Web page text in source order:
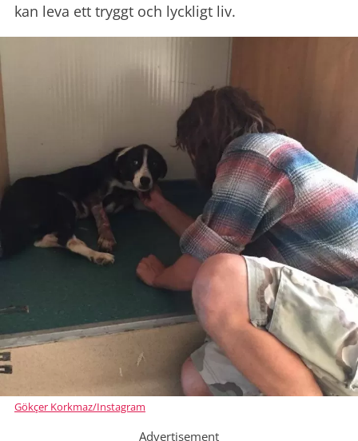
kan leva ett tryggt och lyckligt liv.
Gökçer Korkmaz/Instagram
Advertisement